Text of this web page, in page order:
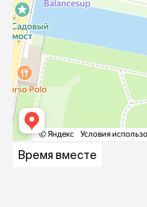
Время вместе